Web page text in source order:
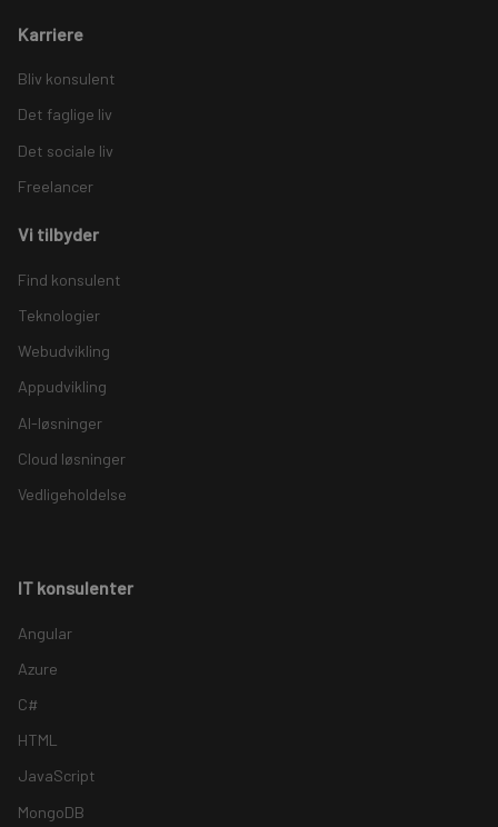
Karriere
Bliv konsulent
Det faglige liv
Det sociale liv
Freelancer
Vi tilbyder
Find konsulent
Teknologier
Webudvikling
Appudvikling
AI-løsninger
Cloud løsninger
Vedligeholdelse
IT konsulenter
Angular
Azure
C#
HTML
JavaScript
MongoDB